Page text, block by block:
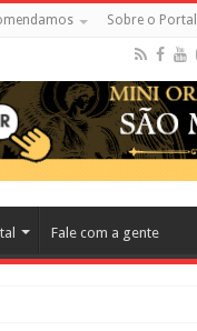
Sobre o Portal
Fale com a gente